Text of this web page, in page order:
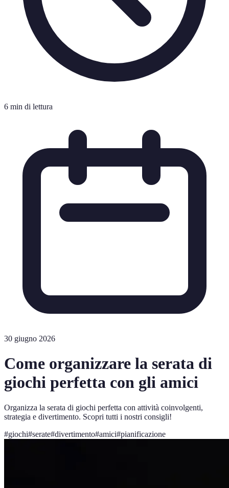
6 min di lettura
30 giugno 2026
Come organizzare la serata di
giochi perfetta con gli amici
Organizza la serata di giochi perfetta con attività coinvolgenti,
strategia e divertimento. Scopri tutti i nostri consigli!
#giochi#serate#divertimento#amici#pianificazione